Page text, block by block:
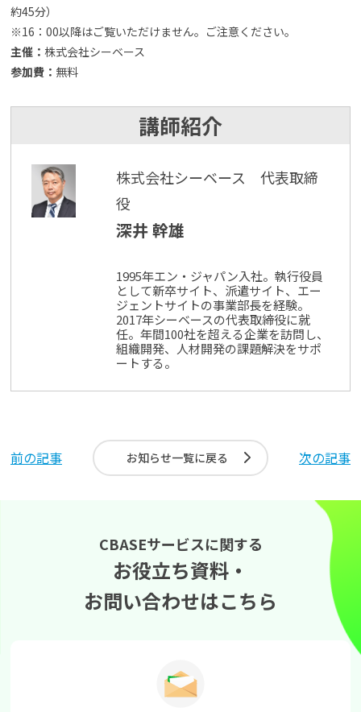
約45分）
※16：00以降はご覧いただけません。ご注意ください。
主催： 株式会社シーベース
参加費： 無料
講師紹介
株式会社シーベース 代表取締
役
深井 幹雄
1995年エン・ジャパン入社。執行役員
として新卒サイト、派遣サイト、エー
ジェントサイトの事業部長を経験。
2017年シーベースの代表取締役に就
任。年間100社を超える企業を訪問し、
組織開発、人材開発の課題解決をサポ
ートする。
前の記事 お知らせ一覧に戻る 次の記事
CBASEサービスに関する
お役立ち資料・
お問い合わせはこちら